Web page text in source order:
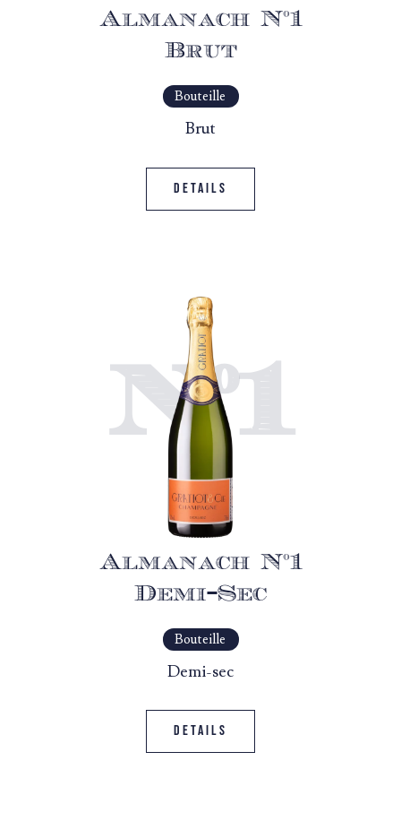
Almanach N°1
Brut
Bouteille
Brut
Details
N°1
Almanach N°1
Demi-Sec
Bouteille
Demi-sec
Details